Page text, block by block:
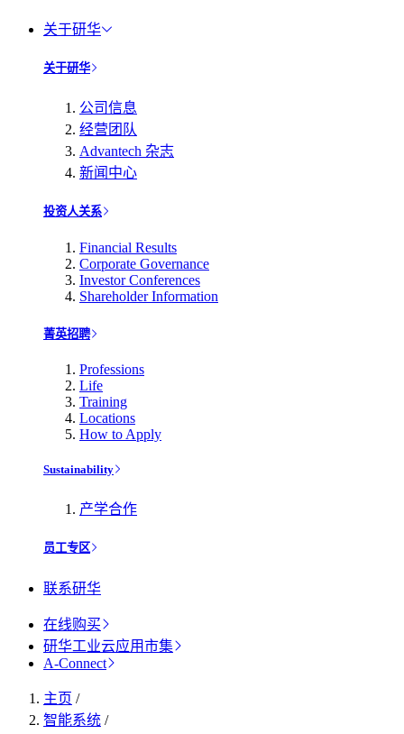
关于研华
关于研华
公司信息
经营团队
Advantech 杂志
新闻中心
投资人关系
Financial Results
Corporate Governance
Investor Conferences
Shareholder Information
菁英招聘
Professions
Life
Training
Locations
How to Apply
Sustainability
产学合作
员工专区
联系研华
在线购买
研华工业云应用市集
A-Connect
主页 /
智能系统 /